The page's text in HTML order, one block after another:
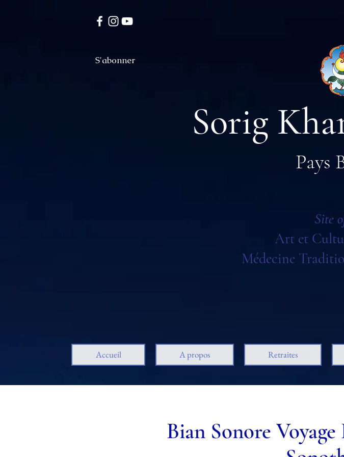
S'abonner
Sorig
Pays
Site
Art et
Médecine
Accueil A propos Retraites
Bian Sonore